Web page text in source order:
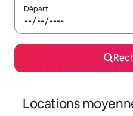
Départ
Locations